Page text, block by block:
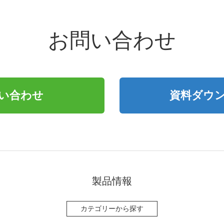
お問い合わせ
合わせ 資料ダウ
製品情報
カテゴリーから探す